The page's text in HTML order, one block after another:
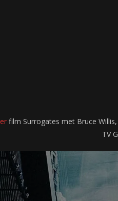
film Surrogates met Bruce
TV